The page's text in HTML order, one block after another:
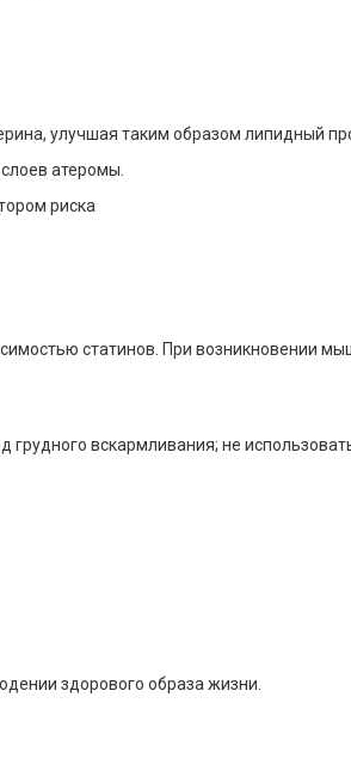
улучшая таким образом липидный
атеромы.
риска
статинов. При возникновении
вскармливания; не
здорового образа жизни.